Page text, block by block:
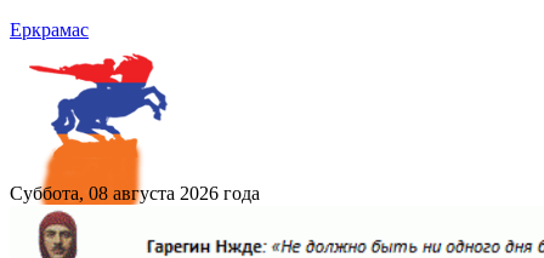
Еркрамас
Суббота, 08 августа 2026 года